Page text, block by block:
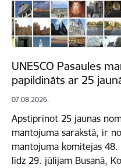
UNESCO Pasaules
papildināts ar 25
07.08.2026.
Apstiprinot 25 jaunas
mantojuma sarakstā, ir
mantojuma komitejas 48.
līdz 29. jūlijam Busanā,